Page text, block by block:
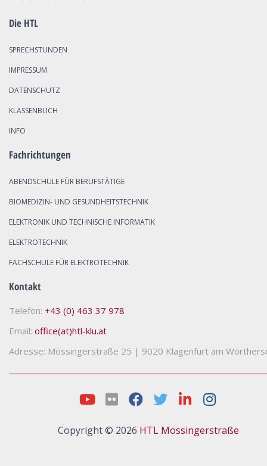
Die HTL
SPRECHSTUNDEN
IMPRESSUM
DATENSCHUTZ
KLASSENBUCH
INFO
Fachrichtungen
ABENDSCHULE FÜR BERUFSTÄTIGE
BIOMEDIZIN- UND GESUNDHEITSTECHNIK
ELEKTRONIK UND TECHNISCHE INFORMATIK
ELEKTROTECHNIK
FACHSCHULE FÜR ELEKTROTECHNIK
Kontakt
Telefon: +43 (0) 463 37 978
Email: office(at)htl-klu.at
Adresse: Mössingerstraße 25 | 9020 Klagenfurt am
Copyright © 2026 HTL Mössingerstraße